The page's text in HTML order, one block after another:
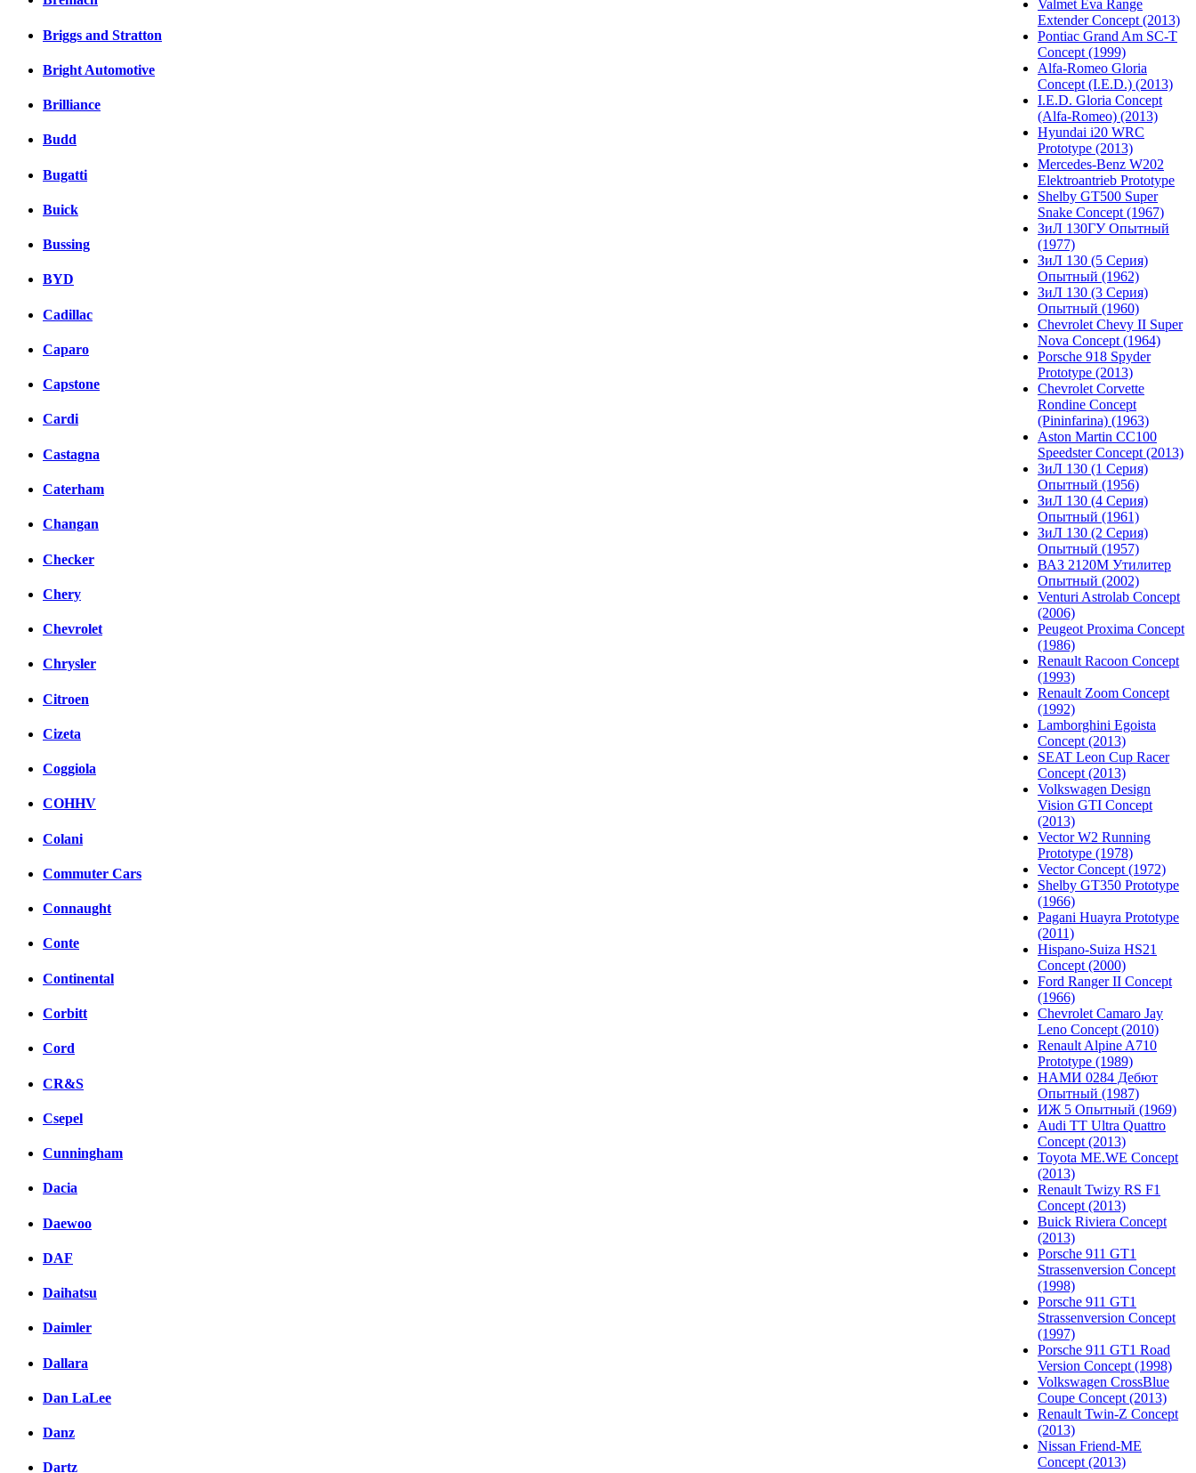
Briggs and Stratton
Bright Automotive
Brilliance
Budd
Bugatti
Buick
Bussing
BYD
Cadillac
Caparo
Capstone
Cardi
Castagna
Caterham
Changan
Checker
Chery
Chevrolet
Chrysler
Citroen
Cizeta
Coggiola
COHHV
Colani
Commuter Cars
Connaught
Conte
Continental
Corbitt
Cord
CR&S
Csepel
Cunningham
Dacia
Daewoo
DAF
Daihatsu
Daimler
Dallara
Dan LaLee
Danz
Dartz
Valmet Eva Range
Extender Concept (2013)
Pontiac Grand Am SC-T
Concept (1999)
Alfa-Romeo Gloria
Concept (I.E.D.) (2013)
I.E.D. Gloria Concept
(Alfa-Romeo) (2013)
Hyundai i20 WRC
Prototype (2013)
Mercedes-Benz W202
Elektroantrieb Prototype
Shelby GT500 Super
Snake Concept (1967)
ЗиЛ 130ГУ Опытный
(1977)
ЗиЛ 130 (5 Серия)
Опытный (1962)
ЗиЛ 130 (3 Серия)
Опытный (1960)
Chevrolet Chevy II Super
Nova Concept (1964)
Porsche 918 Spyder
Prototype (2013)
Chevrolet Corvette
Rondine Concept
(Pininfarina) (1963)
Aston Martin CC100
Speedster Concept (2013)
ЗиЛ 130 (1 Серия)
Опытный (1956)
ЗиЛ 130 (4 Серия)
Опытный (1961)
ЗиЛ 130 (2 Серия)
Опытный (1957)
ВАЗ 2120М Утилитер
Опытный (2002)
Venturi Astrolab Concept
(2006)
Peugeot Proxima Concept
(1986)
Renault Racoon Concept
(1993)
Renault Zoom Concept
(1992)
Lamborghini Egoista
Concept (2013)
SEAT Leon Cup Racer
Concept (2013)
Volkswagen Design
Vision GTI Concept
(2013)
Vector W2 Running
Prototype (1978)
Vector Concept (1972)
Shelby GT350 Prototype
(1966)
Pagani Huayra Prototype
(2011)
Hispano-Suiza HS21
Concept (2000)
Ford Ranger II Concept
(1966)
Chevrolet Camaro Jay
Leno Concept (2010)
Renault Alpine A710
Prototype (1989)
НАМИ 0284 Дебют
Опытный (1987)
ИЖ 5 Опытный (1969)
Audi TT Ultra Quattro
Concept (2013)
Toyota ME.WE Concept
(2013)
Renault Twizy RS F1
Concept (2013)
Buick Riviera Concept
(2013)
Porsche 911 GT1
Strassenversion Concept
(1998)
Porsche 911 GT1
Strassenversion Concept
(1997)
Porsche 911 GT1 Road
Version Concept (1998)
Volkswagen CrossBlue
Coupe Concept (2013)
Renault Twin-Z Concept
(2013)
Nissan Friend-ME
Concept (2013)